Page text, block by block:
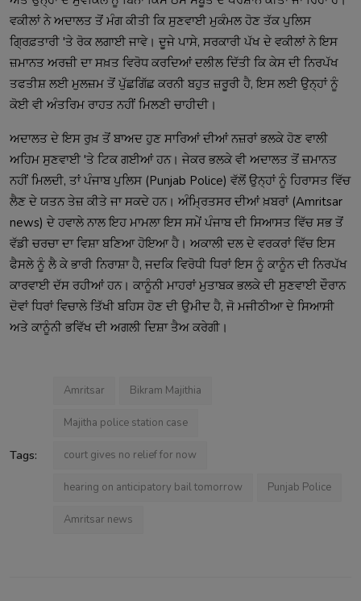
ਵਕੀਲਾਂ ਨੇ ਅਦਾਲਤ ਤੋਂ ਮੰਗ ਕੀਤੀ ਕਿ ਸੁਣਵਾਈ ਮੁਕੰਮਲ ਹੋਣ ਤੱਕ ਪੁਲਿਸ
ਗ੍ਰਿਫ਼ਤਾਰੀ 'ਤੇ ਰੋਕ ਲਗਾਈ ਜਾਵੇ। ਦੂਜੇ ਪਾਸੇ, ਸਰਕਾਰੀ ਪੱਖ ਦੇ ਵਕੀਲਾਂ ਨੇ ਇਸ
ਜ਼ਮਾਨਤ ਅਰਜ਼ੀ ਦਾ ਸਖ਼ਤ ਵਿਰੋਧ ਕਰਦਿਆਂ ਦਲੀਲ ਦਿੱਤੀ ਕਿ ਕੇਸ ਦੀ ਨਿਰਪੱਖ
ਤਫਤੀਸ਼ ਲਈ ਮੁਲਜ਼ਮ ਤੋਂ ਪੁੱਛਗਿੱਛ ਕਰਨੀ ਬਹੁਤ ਜ਼ਰੂਰੀ ਹੈ, ਇਸ ਲਈ ਉਨ੍ਹਾਂ ਨੂੰ
ਕੋਈ ਵੀ ਅੰਤਰਿਮ ਰਾਹਤ ਨਹੀਂ ਮਿਲਣੀ ਚਾਹੀਦੀ।
ਅਦਾਲਤ ਦੇ ਇਸ ਰੁਖ਼ ਤੋਂ ਬਾਅਦ ਹੁਣ ਸਾਰਿਆਂ ਦੀਆਂ ਨਜ਼ਰਾਂ ਭਲਕੇ ਹੋਣ ਵਾਲੀ
ਅਹਿਮ ਸੁਣਵਾਈ 'ਤੇ ਟਿਕ ਗਈਆਂ ਹਨ। ਜੇਕਰ ਭਲਕੇ ਵੀ ਅਦਾਲਤ ਤੋਂ ਜ਼ਮਾਨਤ
ਨਹੀਂ ਮਿਲਦੀ, ਤਾਂ ਪੰਜਾਬ ਪੁਲਿਸ (Punjab Police) ਵੱਲੋਂ ਉਨ੍ਹਾਂ ਨੂੰ ਹਿਰਾਸਤ ਵਿੱਚ
ਲੈਣ ਦੇ ਯਤਨ ਤੇਜ਼ ਕੀਤੇ ਜਾ ਸਕਦੇ ਹਨ। ਅੰਮ੍ਰਿਤਸਰ ਦੀਆਂ ਖ਼ਬਰਾਂ (Amritsar
news) ਦੇ ਹਵਾਲੇ ਨਾਲ ਇਹ ਮਾਮਲਾ ਇਸ ਸਮੇਂ ਪੰਜਾਬ ਦੀ ਸਿਆਸਤ ਵਿੱਚ ਸਭ ਤੋਂ
ਵੱਡੀ ਚਰਚਾ ਦਾ ਵਿਸ਼ਾ ਬਣਿਆ ਹੋਇਆ ਹੈ। ਅਕਾਲੀ ਦਲ ਦੇ ਵਰਕਰਾਂ ਵਿੱਚ ਇਸ
ਫੈਸਲੇ ਨੂੰ ਲੈ ਕੇ ਭਾਰੀ ਨਿਰਾਸ਼ਾ ਹੈ, ਜਦਕਿ ਵਿਰੋਧੀ ਧਿਰਾਂ ਇਸ ਨੂੰ ਕਾਨੂੰਨ ਦੀ ਨਿਰਪੱਖ
ਕਾਰਵਾਈ ਦੱਸ ਰਹੀਆਂ ਹਨ। ਕਾਨੂੰਨੀ ਮਾਹਰਾਂ ਮੁਤਾਬਕ ਭਲਕੇ ਦੀ ਸੁਣਵਾਈ ਦੌਰਾਨ
ਦੋਵਾਂ ਧਿਰਾਂ ਵਿਚਾਲੇ ਤਿੱਖੀ ਬਹਿਸ ਹੋਣ ਦੀ ਉਮੀਦ ਹੈ, ਜੋ ਮਜੀਠੀਆ ਦੇ ਸਿਆਸੀ
ਅਤੇ ਕਾਨੂੰਨੀ ਭਵਿੱਖ ਦੀ ਅਗਲੀ ਦਿਸ਼ਾ ਤੈਅ ਕਰੇਗੀ।
Tags:
Amritsar Bikram Majithia
Majitha police station case
court gives no relief for now
hearing on anticipatory bail tomorrow Punjab Police
Amritsar news